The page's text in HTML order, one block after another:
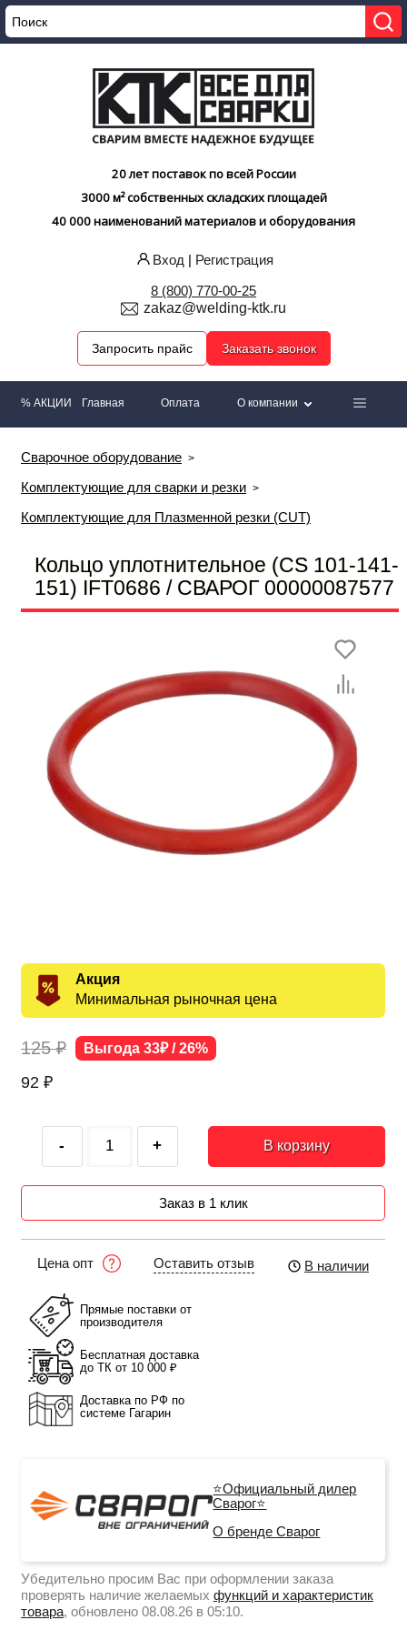
20 лет поставок по всей России
3000 м² собственных складских площадей
40 000 наименований материалов и оборудования
Вход | Регистрация
8 (800) 770-00-25
zakaz@welding-ktk.ru
Запросить прайс Заказать звонок
% АКЦИИ Главная Оплата О компании
Сварочное оборудование
Комплектующие для сварки и резки
Комплектующие для Плазменной резки (CUT)
Кольцо уплотнительное (CS 101-141-
151) IFT0686 / СВАРОГ 00000087577
Акция
Минимальная рыночная цена
125 ₽ Выгода 33₽ / 26%
92 ₽
- + В корзину
Заказ в 1 клик
Цена опт Оставить отзыв В наличии
Прямые поставки от
производителя
Бесплатная доставка
до ТК от 10 000 ₽
Доставка по РФ по
системе Гагарин
⭐Официальный дилер
Сварог⭐
О бренде Сварог
Убедительно просим Вас при оформлении заказа
проверять наличие желаемых функций и характеристик
товара, обновлено 08.08.26 в 05:10.